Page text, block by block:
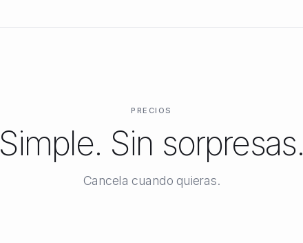
PRECIOS
Simple. Sin sorpresas.
Cancela cuando quieras.